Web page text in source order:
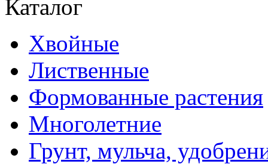
Каталог
Хвойные
Лиственные
Формованные растения
Многолетние
Грунт, мульча,